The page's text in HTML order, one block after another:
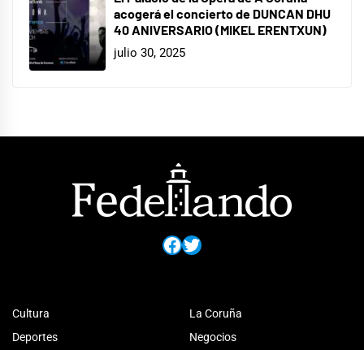
acogerá el concierto de DUNCAN DHU
40 ANIVERSARIO (MIKEL ERENTXUN)
julio 30, 2025
Facebook
Twitter
Cultura
Deportes
La Coruña
Negocios